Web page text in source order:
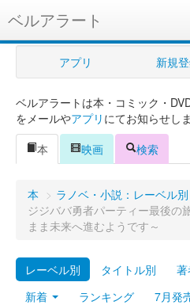
ベルアラート
ベルアラートとは
ヘルプ
新規登録
ログイン
購入管理
プレミアム
アプリ 新規
ベルアラートは本・コミック・
をメールやアプリ にてお知らせし
本
映画 検索
本 > ラノベ・小説：レーベル別
ジジババ勇者パーティー最後の
まま未来へ進むようです～
レーベル別 タイトル別
新着
ランキング 7月発